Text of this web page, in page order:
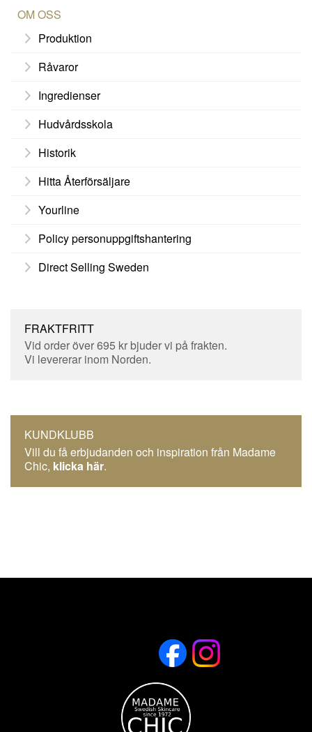
OM OSS
Produktion
Råvaror
Ingredienser
Hudvårdsskola
Historik
Hitta Återförsäljare
Yourline
Policy personuppgiftshantering
Direct Selling Sweden
FRAKTFRITT
Vid order över 695 kr bjuder vi på frakten.
Vi levererar inom Norden.
KUNDKLUBB
Vill du få erbjudanden och inspiration från Madame
Chic, klicka här.